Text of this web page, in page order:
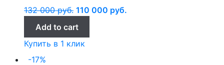
132 000руб. 110 000 руб.
Add to cart
Купить в 1 клик
-17%